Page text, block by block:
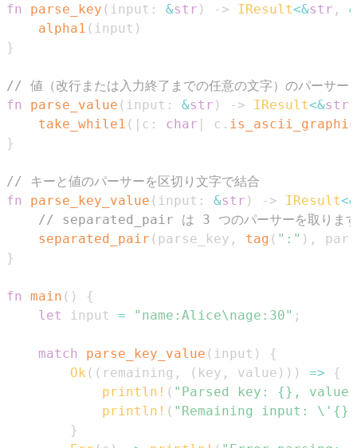
fn
parse_key ( input : &str ) -> IResult<&str ,
&
alpha1 ( input )
}
// 値（改行または入力終了までの任意の文字）のパーサー
fn
parse_value ( input : &str ) -> IResult<&str
take_while1 ( | c : char | c . is_ascii_graphic
}
// キーと値のパーサーを区切り文字で結合
fn
parse_key_value ( input : &str ) -> IResult<&
// separated_pair は 3 つのパーサーを取ります
separated_pair ( parse_key , tag ( ":" ) ,
}
fn main ( )
{
let
input = "name:Alice\nage:30" ;
match parse_key_value ( input )
{
Ok ( ( remaining , ( key , value ) ) ) =>
{
println! ( "Parsed key: {},
println! ( "Remaining input:
}